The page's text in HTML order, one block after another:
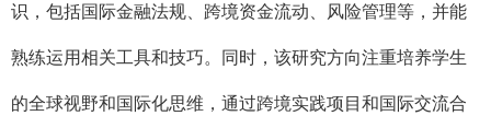
识，包括国际金融法规、跨境资金流动、风险管理等，并能
熟练运用相关工具和技巧。同时，该研究方向注重培养学生
的全球视野和国际化思维，通过跨境实践项目和国际交流合